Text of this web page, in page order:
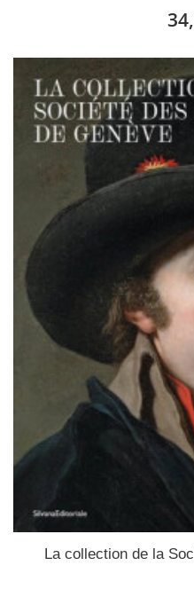
La collection de la